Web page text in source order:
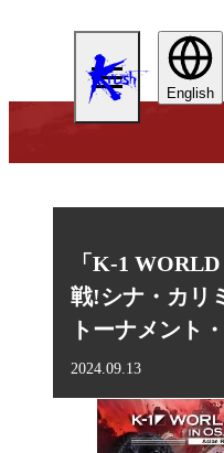
KRUSHEnglish
「K-1
戦!シナ・カリ
トーナメント
2024.09.13